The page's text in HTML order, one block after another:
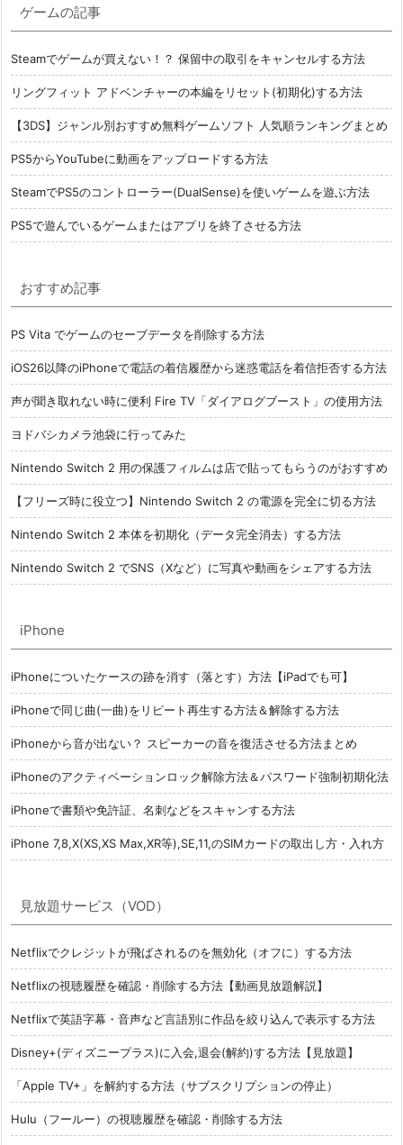
ゲームの記事
Steamでゲームが買えない！？ 保留中の取引をキャンセルする方法
リングフィット アドベンチャーの本編をリセット(初期化)する方法
【3DS】ジャンル別おすすめ無料ゲームソフト 人気順ランキングまとめ
PS5からYouTubeに動画をアップロードする方法
SteamでPS5のコントローラー(DualSense)を使いゲームを遊ぶ方法
PS5で遊んでいるゲームまたはアプリを終了させる方法
おすすめ記事
PS Vita でゲームのセーブデータを削除する方法
iOS26以降のiPhoneで電話の着信履歴から迷惑電話を着信拒否する方法
声が聞き取れない時に便利 Fire TV「ダイアログブースト」の使用方法
ヨドバシカメラ池袋に行ってみた
Nintendo Switch 2 用の保護フィルムは店で貼ってもらうのがおすすめ
【フリーズ時に役立つ】Nintendo Switch 2 の電源を完全に切る方法
Nintendo Switch 2 本体を初期化（データ完全消去）する方法
Nintendo Switch 2 でSNS（Xなど）に写真や動画をシェアする方法
iPhone
iPhoneについたケースの跡を消す（落とす）方法【iPadでも可】
iPhoneで同じ曲(一曲)をリピート再生する方法＆解除する方法
iPhoneから音が出ない？ スピーカーの音を復活させる方法まとめ
iPhoneのアクティベーションロック解除方法＆パスワード強制初期化法
iPhoneで書類や免許証、名刺などをスキャンする方法
iPhone 7,8,X(XS,XS Max,XR等),SE,11,のSIMカードの取出し方・入れ方
見放題サービス（VOD）
Netflixでクレジットが飛ばされるのを無効化（オフに）する方法
Netflixの視聴履歴を確認・削除する方法【動画見放題解説】
Netflixで英語字幕・音声など言語別に作品を絞り込んで表示する方法
Disney+(ディズニープラス)に入会,退会(解約)する方法【見放題】
「Apple TV+」を解約する方法（サブスクリプションの停止）
Hulu（フールー）の視聴履歴を確認・削除する方法